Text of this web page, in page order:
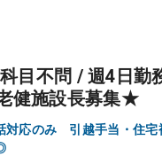
科目不問 / 週4日勤
健施設長募集★
対応のみ 引越手当・住